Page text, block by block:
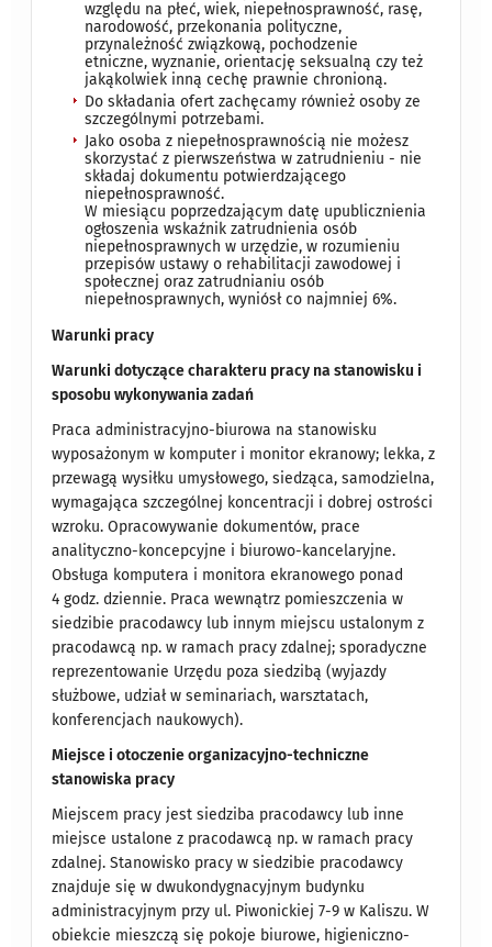
względu na płeć, wiek, niepełnosprawność, rasę,
narodowość, przekonania polityczne,
przynależność związkową, pochodzenie
etniczne, wyznanie, orientację seksualną czy też
jakąkolwiek inną cechę prawnie chronioną.
Do składania ofert zachęcamy również osoby ze
szczególnymi potrzebami.​
Jako osoba z niepełnosprawnością nie możesz
skorzystać z pierwszeństwa w zatrudnieniu - nie
składaj dokumentu potwierdzającego
niepełnosprawność.
W miesiącu poprzedzającym datę upublicznienia
ogłoszenia wskaźnik zatrudnienia osób
niepełnosprawnych w urzędzie, w rozumieniu
przepisów ustawy o rehabilitacji zawodowej i
społecznej oraz zatrudnianiu osób
niepełnosprawnych, wyniósł co najmniej 6%.
Warunki pracy
Warunki dotyczące charakteru pracy na stanowisku i
sposobu wykonywania zadań
Praca administracyjno-biurowa na stanowisku
wyposażonym w komputer i monitor ekranowy; lekka, z
przewagą wysiłku umysłowego, siedząca, samodzielna,
wymagająca szczególnej koncentracji i dobrej ostrości
wzroku. Opracowywanie dokumentów, prace
analityczno-koncepcyjne i biurowo-kancelaryjne.
Obsługa komputera i monitora ekranowego ponad
4 godz. dziennie. Praca wewnątrz pomieszczenia w
siedzibie pracodawcy lub innym miejscu ustalonym z
pracodawcą np. w ramach pracy zdalnej; sporadyczne
reprezentowanie Urzędu poza siedzibą (wyjazdy
służbowe, udział w seminariach, warsztatach,
konferencjach naukowych).
Miejsce i otoczenie organizacyjno-techniczne
stanowiska pracy
Miejscem pracy jest siedziba pracodawcy lub inne
miejsce ustalone z pracodawcą np. w ramach pracy
zdalnej. Stanowisko pracy w siedzibie pracodawcy
znajduje się w dwukondygnacyjnym budynku
administracyjnym przy ul. Piwonickiej 7-9 w Kaliszu. W
obiekcie mieszczą się pokoje biurowe, higieniczno-